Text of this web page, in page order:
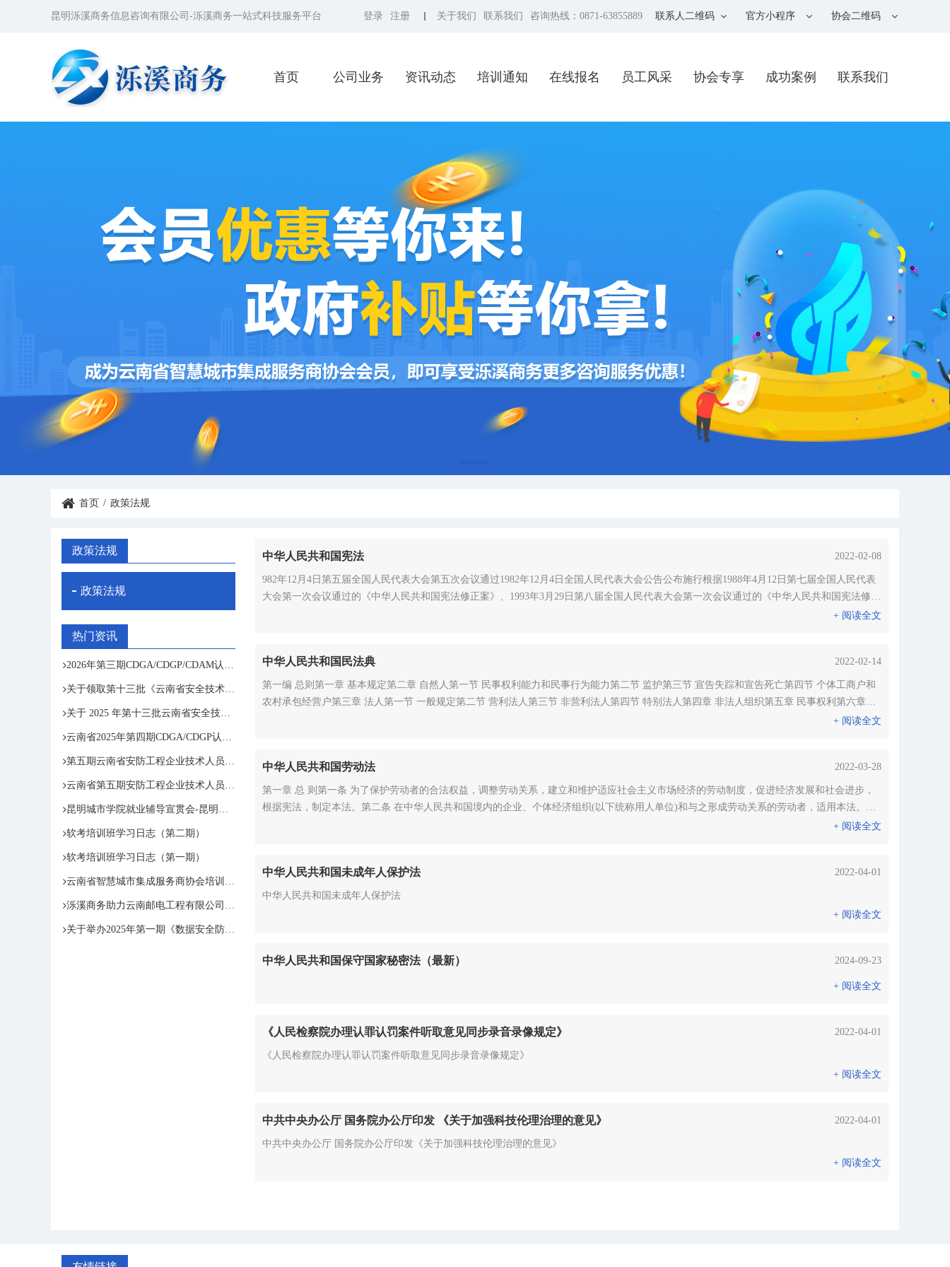
昆明泺溪商务信息咨询有限公司-泺溪商务一站式科技服务平台 联系人二维码 官方小程序 协会二维码
关于我们 联系我们 咨询热线：0871-63855889
登录 注册
首页 公司业务 资讯动态 培训通知 在线报名 员工风采 协会专享 成功案例 联系我们
首页 / 政策法规
政策法规
政策法规
热门资讯
2026年第三期CDGA/CDGP/CDAM认证考试通知
关于领取第十三批《云南省安全技术防范行 业资信证》和第五期云南省安防工程企业技术人员专业培训合格证的通知
关于 2025 年第十三批云南省安全技术防范 行业资信评定结果的公示
云南省2025年第四期CDGA/CDGP认证考试顺利结束
第五期云南省安防工程企业技术人员专业培训圆满结束
云南省第五期安防工程企业技术人员专业培训班
昆明城市学院就业辅导宣贯会-昆明泺溪赋能学子职业道路
软考培训班学习日志（第二期）
软考培训班学习日志（第一期）
云南省智慧城市集成服务商协会培训和资质服务部组织保密资质管理及延期换证专题培训
泺溪商务助力云南邮电工程有限公司筑牢保密防线——首期保密教育培训圆满举办
关于举办2025年第一期《数据安全防护、评估及数据资产入表》暨《数据安全工程师》(高级)网络专题培训班的通知
中华人民共和国宪法 2022-02-08
982年12月4日第五届全国人民代表大会第五次会议通过1982年12月4日全国人民代表大会公告公布施行根据1988年4月12日第七届全国人民代表
大会第一次会议通过的《中华人民共和国宪法修正案》、1993年3月29日第八届全国人民代表大会第一次会议通过的《中华人民共和国宪法修正
+ 阅读全文
中华人民共和国民法典 2022-02-14
第一编 总则第一章 基本规定第二章 自然人第一节 民事权利能力和民事行为能力第二节 监护第三节 宣告失踪和宣告死亡第四节 个体工商户和
农村承包经营户第三章 法人第一节 一般规定第二节 营利法人第三节 非营利法人第四节 特别法人第四章 非法人组织第五章 民事权利第六章…
+ 阅读全文
中华人民共和国劳动法 2022-03-28
第一章 总 则第一条 为了保护劳动者的合法权益，调整劳动关系，建立和维护适应社会主义市场经济的劳动制度，促进经济发展和社会进步，
根据宪法，制定本法。第二条 在中华人民共和国境内的企业、个体经济组织(以下统称用人单位)和与之形成劳动关系的劳动者，适用本法。
+ 阅读全文
中华人民共和国未成年人保护法 2022-04-01
中华人民共和国未成年人保护法
+ 阅读全文
中华人民共和国保守国家秘密法（最新） 2024-09-23
+ 阅读全文
《人民检察院办理认罪认罚案件听取意见同步录音录像规定》 2022-04-01
《人民检察院办理认罪认罚案件听取意见同步录音录像规定》
+ 阅读全文
中共中央办公厅 国务院办公厅印发 《关于加强科技伦理治理的意见》 2022-04-01
中共中央办公厅 国务院办公厅印发《关于加强科技伦理治理的意见》
+ 阅读全文